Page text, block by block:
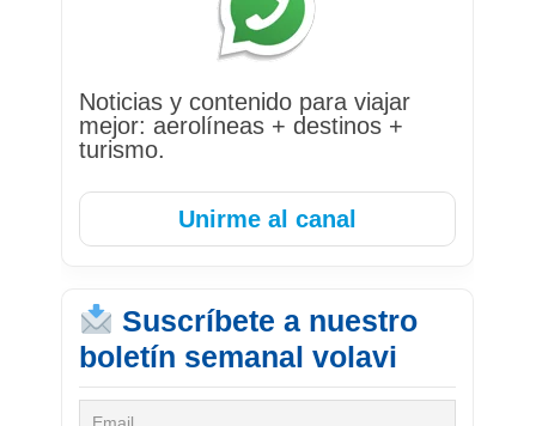
Noticias y contenido para viajar
mejor: aerolíneas + destinos +
turismo.
Unirme al canal
Suscríbete a nuestro
boletín semanal volavi